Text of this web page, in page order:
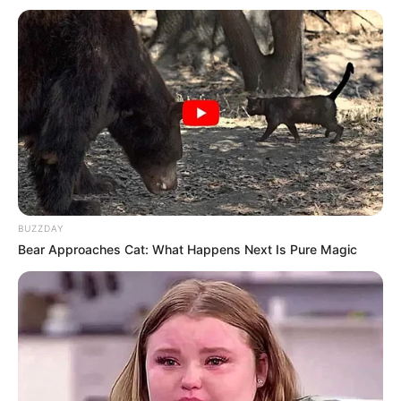
entsprechende Bundesland und den passenden
Landkreis bzw. die passende kreisfreie Stadt auswählen.
Selbstverständlich kann ein Aussichtsturm auch perE-
Mail für den Eintrag vorgeschlagen werden.
Wer außerdem wissen möchte, welche unter den Städten
in Deutschlandman auch alsStadt der Türmebezeichnen
kann, braucht hier nurzu klicken.
Der berühmteste Turm ist derSchiefe Turm von Pisa.
eintragen:
BUZZDAY
Bear Approaches Cat: What Happens Next Is Pure Magic